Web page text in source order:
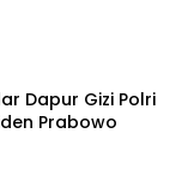
Dapur Gizi Polri
Prabowo